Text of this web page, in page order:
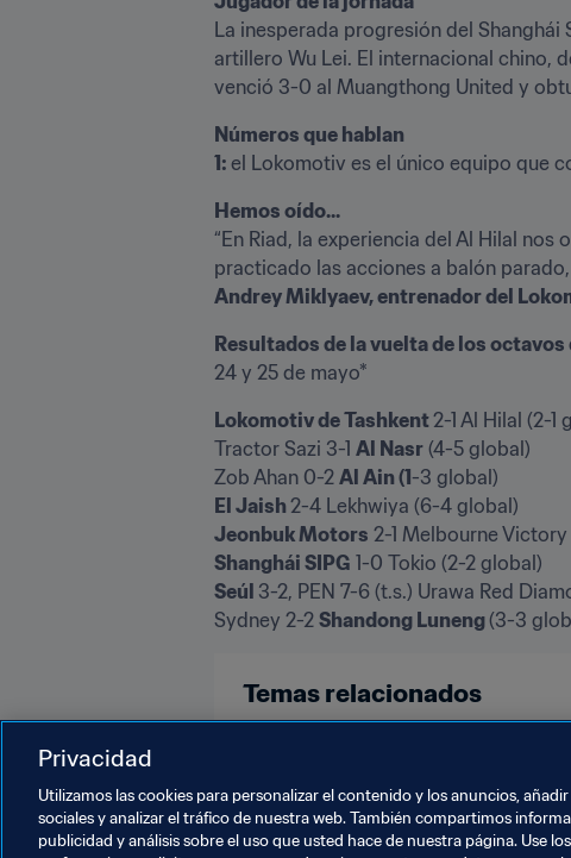
La inesperada progresión del
artillero Wu Lei. El internacional chino,
venció 3-0 al Muangthong United y
Números que hablan
1: el Lokomotiv es el único equipo que
“En Riad, la experiencia del Al Hilal
practicado las acciones a balón
Andrey Miklyaev, entrenador del
Resultados de la vuelta de los octavos
24 y 25 de mayo*
Lokomotiv de Tashkent 2-1 Al Hilal (2-1
Tractor Sazi 3-1 Al Nasr (4-5 global)
Zob Ahan 0-2 Al Ain (1
El Jaish
Jeonbuk Motors
Shanghái SIPG
Seúl 3-2, PEN 7-6 (t.s.) Urawa Red
Sydney 2-2 Shandong Luneng (3-3
Temas relacionados
Privacidad
Utilizamos las cookies para personalizar el contenido y los anuncios,
sociales y analizar el tráfico de nuestra web. También compartimos
publicidad y análisis sobre el uso que usted hace de nuestra página. Use